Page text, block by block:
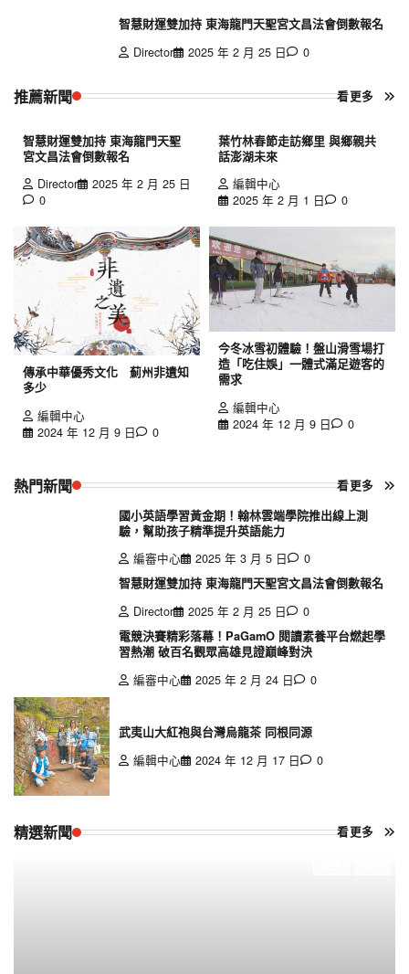
智慧財運雙加持 東海龍門天聖宮文昌法會倒數報名
Director
2025 年 2 月 25 日 0
推薦新聞 看更多
智慧財運雙加持 東海龍門天聖
宮文昌法會倒數報名
Director
2025 年 2 月 25 日
0
葉竹林春節走訪鄉里 與鄉親共
話澎湖未來
編輯中心
2025 年 2 月 1 日
0
傳承中華優秀文化 薊州非遺知
多少
編輯中心
2024 年 12 月 9 日
0
今冬冰雪初體驗！盤山滑雪場打
造「吃住娛」一體式滿足遊客的
需求
編輯中心
2024 年 12 月 9 日
0
熱門新聞 看更多
國小英語學習黃金期！翰林雲端學院推出線上測
驗，幫助孩子精準提升英語能力
編審中心
2025 年 3 月 5 日
0
智慧財運雙加持 東海龍門天聖宮文昌法會倒數報名
Director
2025 年 2 月 25 日
0
電競決賽精彩落幕！PaGamO 閱讀素養平台燃起學
習熱潮 破百名觀眾高雄見證巔峰對決
編審中心
2025 年 2 月 24 日 0
武夷山大紅袍與台灣烏龍茶 同根同源
編輯中心
2024 年 12 月 17 日 0
精選新聞 看更多